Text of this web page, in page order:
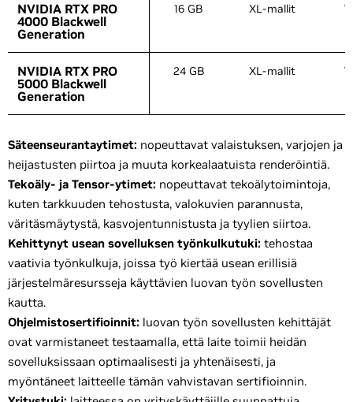
NVIDIA RTX PRO
4000 Blackwell
Generation
16 GB XL-mallit
NVIDIA RTX PRO
5000 Blackwell
Generation
24 GB XL-mallit
NVIDIA RTX PRO
4000 Blackwell
Generation
NVIDIA RTX PRO
5000 Blackwell
Generation
Säteenseurantaytimet: nopeuttavat valaistuksen, varjojen ja
heijastusten piirtoa ja muuta korkealaatuista renderöintiä.
Tekoäly- ja Tensor-ytimet: nopeuttavat tekoälytoimintoja,
kuten tarkkuuden tehostusta, valokuvien parannusta,
väritäsmäytystä, kasvojentunnistusta ja tyylien siirtoa.
Kehittynyt usean sovelluksen työnkulkutuki: tehostaa
vaativia työnkulkuja, joissa työ kiertää usean erillisiä
järjestelmäresursseja käyttävien luovan työn sovellusten
kautta.
Ohjelmistosertifioinnit: luovan työn sovellusten kehittäjät
ovat varmistaneet testaamalla, että laite toimii heidän
sovelluksissaan optimaalisesti ja yhtenäisesti, ja
myöntäneet laitteelle tämän vahvistavan sertifioinnin.